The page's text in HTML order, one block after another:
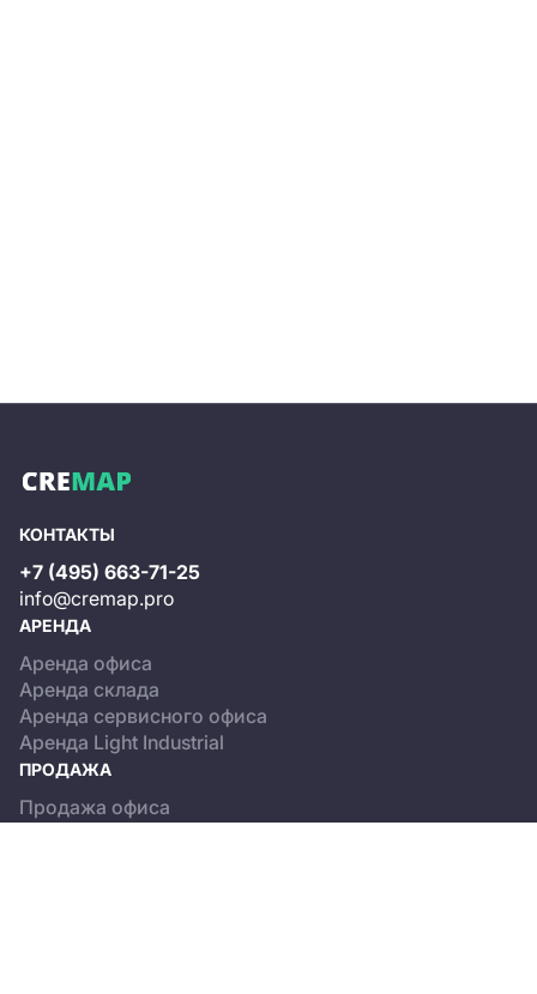
КОНТАКТЫ
+7 (495) 663-71-25
info@cremap.pro
АРЕНДА
Аренда офиса
Аренда склада
Аренда сервисного офиса
Аренда Light Industrial
ПРОДАЖА
Продажа офиса